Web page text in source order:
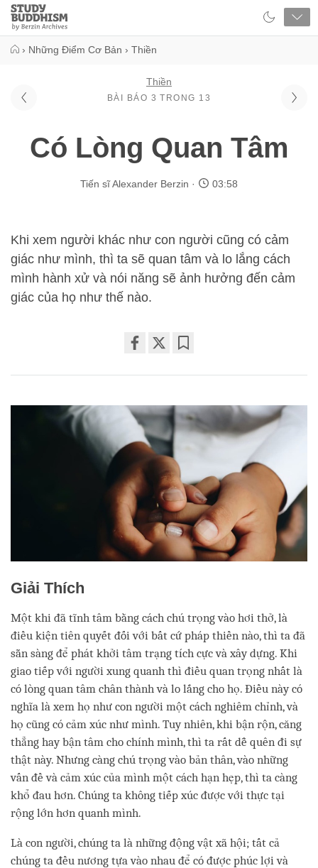
Close
Study
Buddhism
› Những Điểm Cơ Bản › Thiền
Thiền
BÀI BÁO 3 TRONG 13
Có Lòng Quan Tâm
Tiến sĩ Alexander Berzin 03:58
Khi xem người khác như con người cũng có cảm
giác như mình, thì ta sẽ quan tâm và lo lắng cách
mình hành xử và nói năng sẽ ảnh hưởng đến cảm
giác của họ như thế nào.
on
Giải Thích
Một khi đã tĩnh tâm bằng cách chú trọng vào hơi thở, là
điều kiện tiên quyết đối với bất cứ pháp thiền nào, thì ta đã
sẵn sàng để phát khởi tâm trạng tích cực và xây dựng. Khi
giao tiếp với người xung quanh thì điều quan trọng nhất là
có lòng quan tâm chân thành và lo lắng cho họ. Điều này có
nghĩa là xem họ như con người một cách nghiêm chỉnh, và
họ cũng có cảm xúc như mình. Tuy nhiên, khi bận rộn, căng
thẳng hay bận tâm cho chính mình, thì ta rất dễ quên đi sự
thật này. Nhưng càng chú trọng vào bản thân, vào những
vấn đề và cảm xúc của mình một cách hạn hẹp, thì ta càng
khổ đau hơn. Chúng ta không tiếp xúc được với thực tại
rộng lớn hơn quanh mình.
Là con người, chúng ta là những động vật xã hội; tất cả
chúng ta đều nương tựa vào nhau để có được phúc lợi và